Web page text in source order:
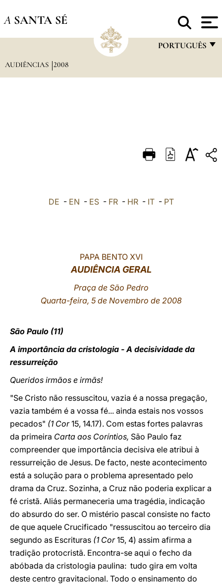
A SANTA SÉ
PORTUGUÊS
DEUTSCH
العربيّة
AUDIÊNCIAS 2008
DE - EN - ES- FR- HR- IT- PT
PAPA BENTO XVI
AUDIÊNCIA GERAL
Praça de São Pedro
Quarta-feira, 5 de Novembro de 2008
São Paulo (11)
A importância da cristologia - A decisividade da
ressurreição
Queridos irmãos e irmãs!
"Se Cristo não ressuscitou, vazia é a nossa pregação,
vazia também é a vossa fé... ainda estais nos vossos
pecados" (1 Cor15, 14.17). Com estas fortes palavras
da primeira Carta aos Coríntios, São Paulo faz
compreender que importância decisiva ele atribui à
ressurreição de Jesus. De facto, neste acontecimento
está a solução para o problema apresentado pelo
drama da Cruz. Sozinha, a Cruz não poderia explicar a
fé cristã. Aliás permaneceria uma tragédia, indicação
do absurdo do ser. O mistério pascal consiste no facto
de que aquele Crucificado "ressuscitou ao terceiro dia
segundo as Escrituras (1 Cor15, 4) assim afirma a
tradição protocristã. Encontra-se aqui o fecho da
abóbada da cristologia paulina: tudo gira em volta
deste centro gravitacional. Todo o ensinamento do